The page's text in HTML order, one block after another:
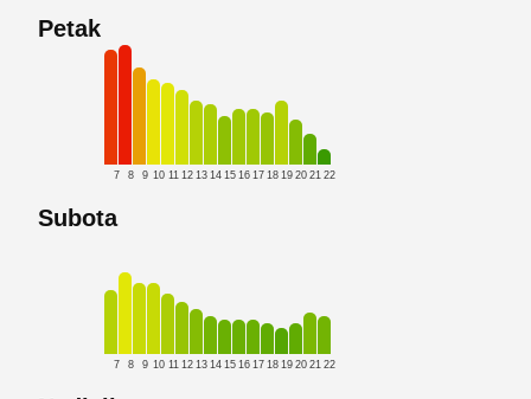
Petak
7 8 9 10 11 12 13 14 15 16 17 18 19 20 21 22
Subota
7 8 9 10 11 12 13 14 15 16 17 18 19 20 21 22